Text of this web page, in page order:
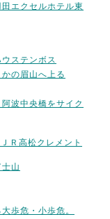
エクセルホテル東
ステンボス
の眉山へ上る
波中央橋をサイク
Ｒ高松クレメント
山
歩危・小歩危。